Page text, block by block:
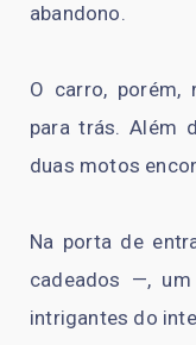
abandono.
O carro, porém,
para trás. Além
duas motos
Na porta de
cadeados —,
intrigantes do